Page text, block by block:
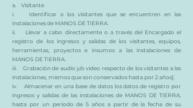
a. Visitante
i. Identificar a los visitantes que se encuentren en las
instalaciones de MANOS DE TIERRA.
ii. Llevar a cabo directamente o a través del Encargado el
registro de los ingresos y salidas de los visitantes, equipos,
herramientas, proyectos e insumos a las instalaciones de
MANOS DE TIERRA.
iii. Grabación de audio y/o video respecto de los visitantes a las
instalaciones, mismos que son conservados hasta por 2 años].
iv. Almacenar en una base de datos los datos de registro por
ingresos y salidas de las instalaciones de MANOS DE TIERRA,
hasta por un periodo de 5 años a partir de la fecha de su